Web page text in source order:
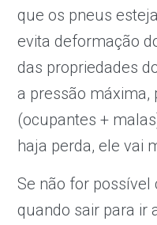
que os pneus
evita deformação
das propriedades
a pressão máxima,
(ocupantes +
haja perda, ele vai
Se não for possível
quando sair para ir